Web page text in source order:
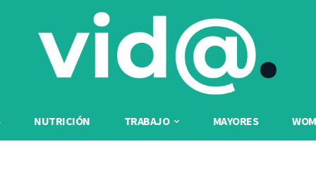
NUTRICIÓN TRABAJO MAYORES